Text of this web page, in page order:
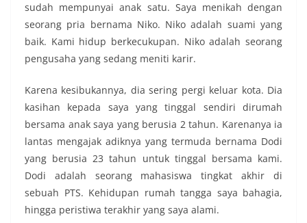
sudah mempunyai anak satu. Saya menikah dengan
seorang pria bernama Niko. Niko adalah suami yang
baik. Kami hidup berkecukupan. Niko adalah seorang
pengusaha yang sedang meniti karir.
Karena kesibukannya, dia sering pergi keluar kota. Dia
kasihan kepada saya yang tinggal sendiri dirumah
bersama anak saya yang berusia 2 tahun. Karenanya ia
lantas mengajak adiknya yang termuda bernama Dodi
yang berusia 23 tahun untuk tinggal bersama kami.
Dodi adalah seorang mahasiswa tingkat akhir di
sebuah PTS. Kehidupan rumah tangga saya bahagia,
hingga peristiwa terakhir yang saya alami.